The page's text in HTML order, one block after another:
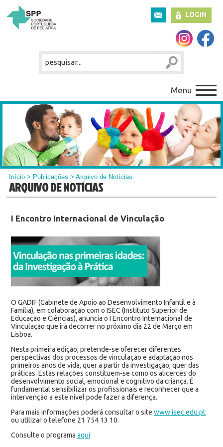
LOGIN
Menu
Início > Publicações > Arquivo de Notícias
ARQUIVO DE NOTÍCIAS
I Encontro Internacional de Vinculação
O GADIF (Gabinete de Apoio ao Desenvolvimento Infantil e à
Família), em colaboração com o ISEC (Instituto Superior de
Educação e Ciências), anuncia o I Encontro Internacional de
Vinculação que irá decorrer no próximo dia 22 de Março em
Lisboa.
Nesta primeira edição, pretende-se oferecer diferentes
perspectivas dos processos de vinculação e adaptação nos
primeiros anos de vida, quer a partir da investigação, quer das
práticas. Estas relações constituem-se como os alicerces do
desenvolvimento social, emocional e cognitivo da criança. É
fundamental sensibilizar os profissionais e reconhecer que a
intervenção a este nível pode fazer a diferença.
Para mais informações poderá consultar o site www.isec.edu.pt
ou utilizar o telefone 21 754 13 10.
Consulte o programa aqui